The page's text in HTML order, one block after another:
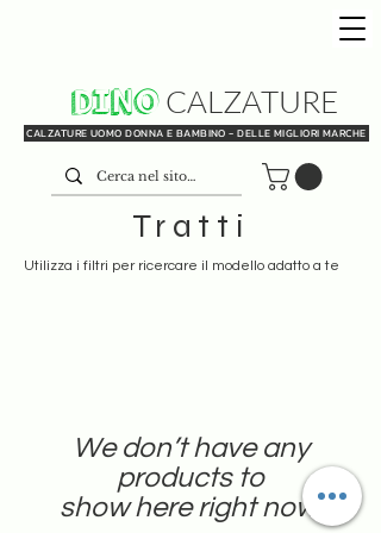
DINO
CALZATURE UOMO DONNA E BAMBINO - DELLE MIGLIORI MARCHE
CALZATURE
Tratti
Utilizza i filtri per ricercare il modello adatto a te
We don’t have any
products to
show here right now.